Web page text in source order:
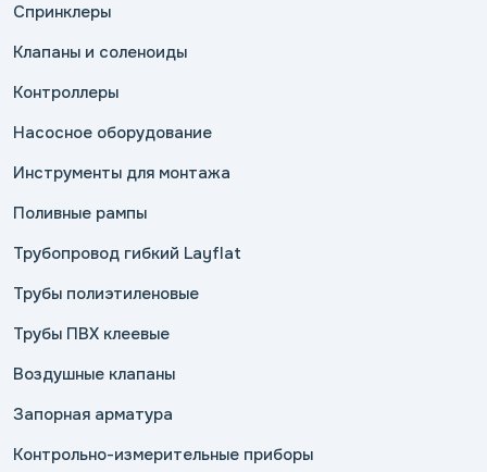
Спринклеры
Клапаны и соленоиды
Контроллеры
Насосное оборудование
Инструменты для монтажа
Поливные рампы
Трубопровод гибкий Layflat
Трубы полиэтиленовые
Трубы ПВХ клеевые
Воздушные клапаны
Запорная арматура
Контрольно-измерительные приборы